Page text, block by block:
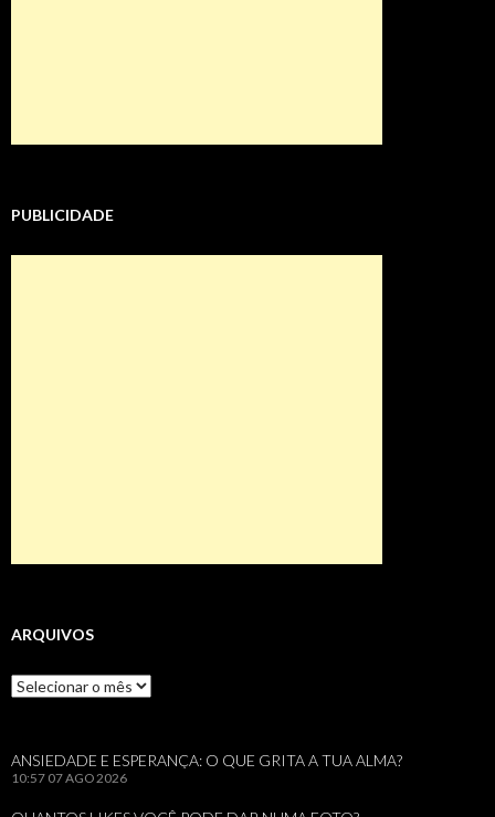
PUBLICIDADE
ARQUIVOS
Arquivos
ANSIEDADE E ESPERANÇA: O QUE GRITA A TUA ALMA?
10:57 07 AGO 2026